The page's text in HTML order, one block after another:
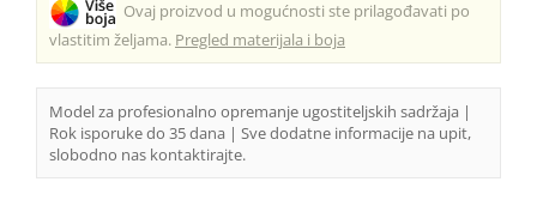
Ovaj proizvod u mogućnosti ste prilagođavati po
vlastitim željama. Pregled materijala i boja
Model za profesionalno opremanje ugostiteljskih sadržaja |
Rok isporuke do 35 dana | Sve dodatne informacije na upit,
slobodno nas kontaktirajte.